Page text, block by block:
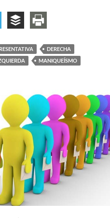
y siniestra
DERECHA
MANIQUEÍSMO